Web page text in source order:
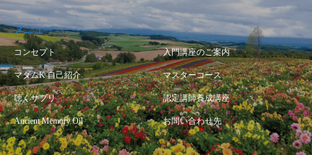
メニュー
コンセプト 入門講座のご案内
マダムK 自己紹介 マスターコース
聴くサプリ 認定講師養成講座
Ancient Memory Oil お問い合わせ先